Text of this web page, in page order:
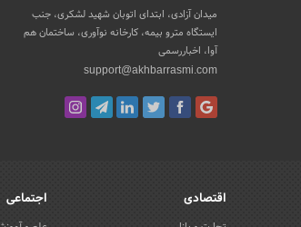
میدان آزادی، ابتدای اتوبان شهید لشکری، جنب
ایستگاه مترو بیمه، کارخانه نوآوری، ساختمان هم
آوا، اخباررسمی
support@akhbarrasmi.com
اقتصادی اجتماعی